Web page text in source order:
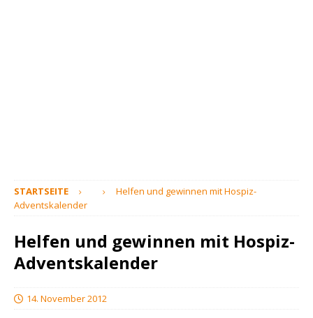
STARTSEITE
Helfen und gewinnen mit Hospiz-
Adventskalender
Helfen und gewinnen mit Hospiz-
Adventskalender
14. November 2012